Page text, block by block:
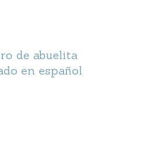
de abuelita
en español